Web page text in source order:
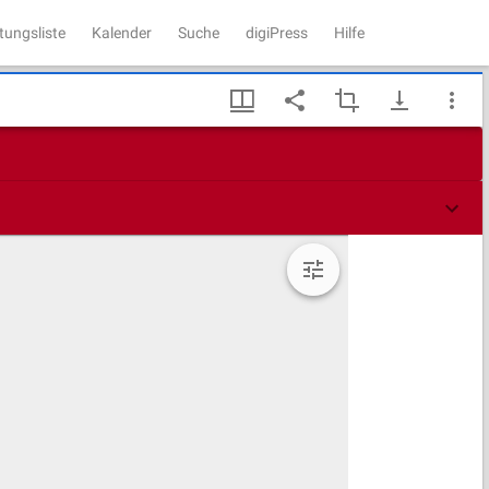
Kalender Suche digiPress Hilfe